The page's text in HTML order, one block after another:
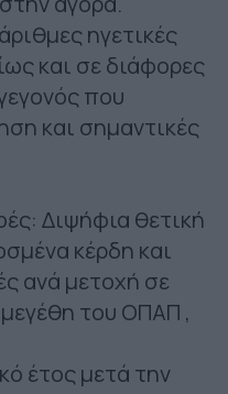
ηγετικές
και σε διάφορες
που
και σημαντικές
Διψήφια θετική
κέρδη και
ανά μετοχή σε
του ΟΠΑΠ ,
έτος μετά την